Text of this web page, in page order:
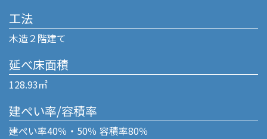
工法
木造２階建て
延べ床面積
128.93㎡
建ぺい率/容積率
建ぺい率40％・50％ 容積率80％